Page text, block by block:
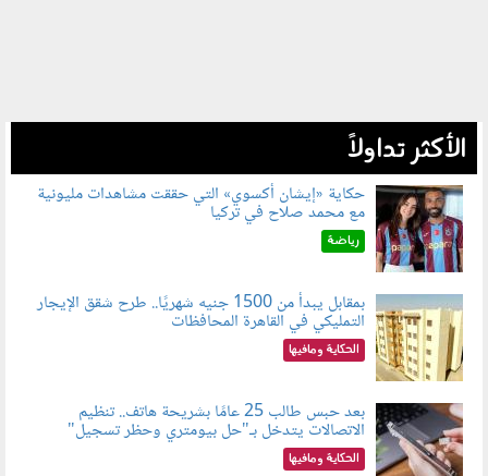
الأكثر تداولاً
080802.jpg
حكاية «إيشان أكسوي» التي حققت مشاهدات مليونية
مع محمد صلاح في تركيا
رياضة
080801.jpg
بمقابل يبدأ من 1500 جنيه شهريًا.. طرح شقق الإيجار
التمليكي في القاهرة المحافظات
الحكاية ومافيها
080803.jpg
بعد حبس طالب 25 عامًا بشريحة هاتف.. تنظيم
الاتصالات يتدخل بـ"حل بيومتري وحظر تسجيل"
الحكاية ومافيها